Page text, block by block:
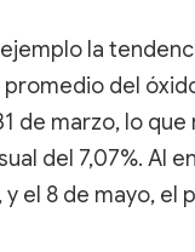
la
del
de marzo, lo
del 7,07%. Al
el 8 de mayo, el